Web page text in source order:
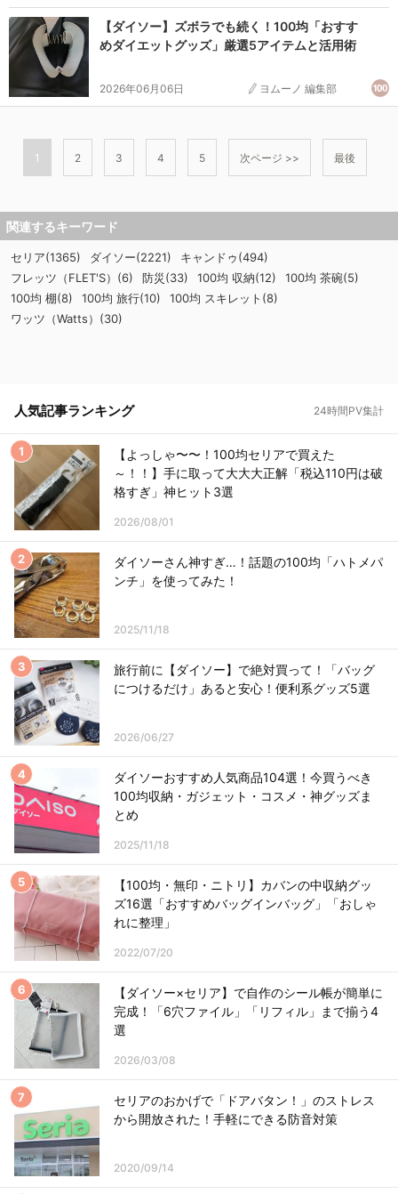
【ダイソー】ズボラでも続く！100均「おすす
めダイエットグッズ」厳選5アイテムと活用術
2026年06月06日 ヨムーノ 編集部
1 2 3 4 5 次ページ >> 最後
関連するキーワード
セリア(1365) ダイソー(2221)
キャンドゥ(494)
フレッツ（FLET'S）(6)
防災(33) 100均 収納(12)
100均 茶碗(5)
100均 棚(8)
100均 旅行(10)
100均 スキレット(8)
ワッツ（Watts）(30)
人気記事ランキング 24時間PV集計
【よっしゃ〜〜！100均セリアで買えた
～！！】手に取って大大大正解「税込110円は破
格すぎ」神ヒット3選
2026/08/01
ダイソーさん神すぎ…！話題の100均「ハトメパ
ンチ」を使ってみた！
2025/11/18
旅行前に【ダイソー】で絶対買って！「バッグ
につけるだけ」あると安心！便利系グッズ5選
2026/06/27
ダイソーおすすめ人気商品104選！今買うべき
100均収納・ガジェット・コスメ・神グッズま
とめ
2025/11/18
【100均・無印・ニトリ】カバンの中収納グッ
ズ16選「おすすめバッグインバッグ」「おしゃ
れに整理」
2022/07/20
【ダイソー×セリア】で自作のシール帳が簡単に
完成！「6穴ファイル」「リフィル」まで揃う4
選
2026/03/08
セリアのおかげで「ドアバタン！」のストレス
から開放された！手軽にできる防音対策
2020/09/14